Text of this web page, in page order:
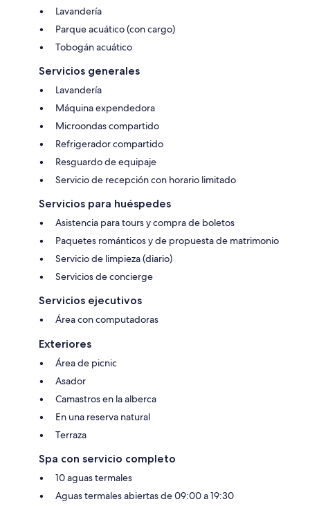
Lavandería
Parque acuático (con cargo)
Tobogán acuático
Servicios generales
Lavandería
Máquina expendedora
Microondas compartido
Refrigerador compartido
Resguardo de equipaje
Servicio de recepción con horario limitado
Servicios para huéspedes
Asistencia para tours y compra de boletos
Paquetes románticos y de propuesta de matrimonio
Servicio de limpieza (diario)
Servicios de concierge
Servicios ejecutivos
Área con computadoras
Exteriores
Área de picnic
Asador
Camastros en la alberca
En una reserva natural
Terraza
Spa con servicio completo
10 aguas termales
Aguas termales abiertas de 09:00 a 19:30